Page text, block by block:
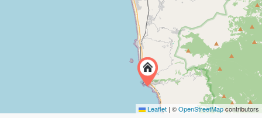
Leaflet | ©OpenStreetMapcontributors